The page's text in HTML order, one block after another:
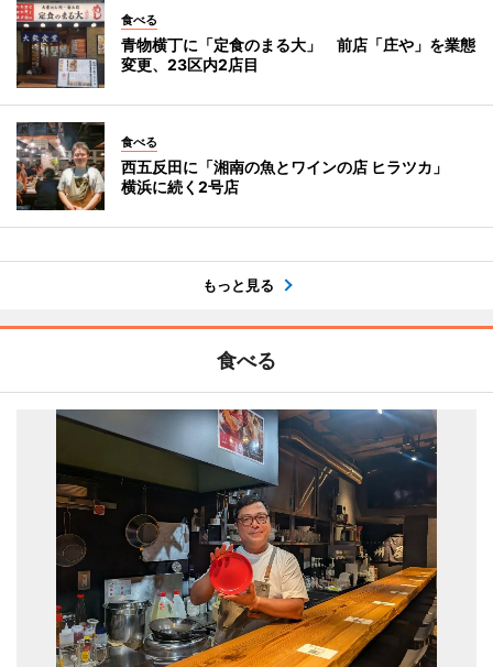
食べる
青物横丁に「定食のまる大」 前店「庄や」を業態
変更、23区内2店目
食べる
西五反田に「湘南の魚とワインの店 ヒラツカ」
横浜に続く2号店
もっと見る
食べる